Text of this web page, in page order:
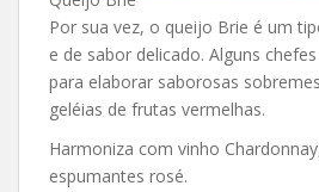
Por sua vez, o queijo Brie é um
e de sabor delicado. Alguns
para elaborar saborosas
geléias de frutas vermelhas.
Harmoniza com vinho
espumantes rosé.